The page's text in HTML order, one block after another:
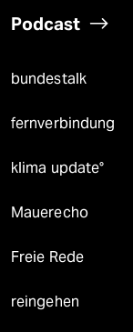
Podcast
bundestalk
fernverbindung
klima update°
Mauerecho
Freie Rede
reingehen